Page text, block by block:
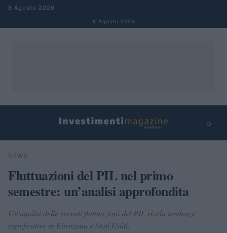
Salta al contenuto
8 Agosto 2026
8 Agosto 2026
⌕
Cerca
NEWS
Fluttuazioni del PIL nel primo
semestre: un’analisi approfondita
Un'analisi delle recenti fluttuazioni del PIL rivela tendenze
significative in Eurozona e Stati Uniti.